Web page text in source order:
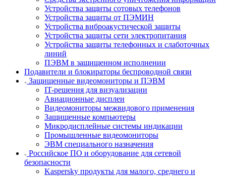
Устройства защиты сотовых телефонов
Устройства защиты от ПЭМИН
Устройства виброакустической защиты
Устройства защиты сети электропитания
Устройства защиты телефонных и слаботочных
линий
ПЭВМ в защищенном исполнении
Подавители и блокираторы беспроводной связи
Защищенные видеомониторы и ПЭВМ
IT-решения для визуализации
Авиационные дисплеи
Видеомониторы межвидового применения
Защищенные компьютеры
Микродисплейные системы индикации
Промышленные видеомониторы
ЭВМ специального назначения
Российское ПО и оборудование для сетевой
безопасности
Kaspersky продукты для малого, среднего и